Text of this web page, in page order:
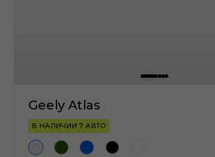
Geely Atlas
В НАЛИЧИИ 7 АВТО